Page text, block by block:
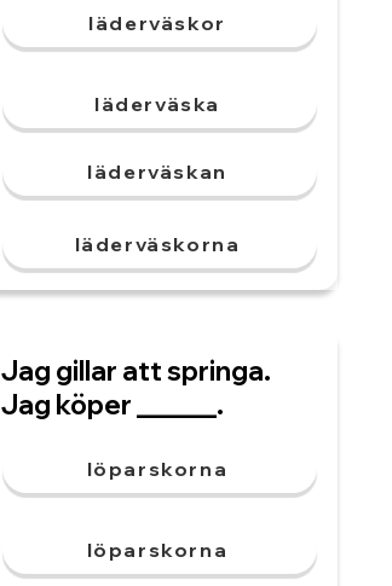
läderväskor
läderväska
läderväskan
läderväskorna
Jag gillar att springa.
Jag köper ______.
löparskorna
löparskorna